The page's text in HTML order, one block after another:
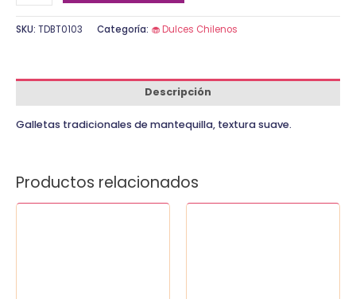
SKU: TDBT0103 Categoría: 🧁 Dulces Chilenos
Descripción
Galletas tradicionales de mantequilla, textura suave.
Productos relacionados